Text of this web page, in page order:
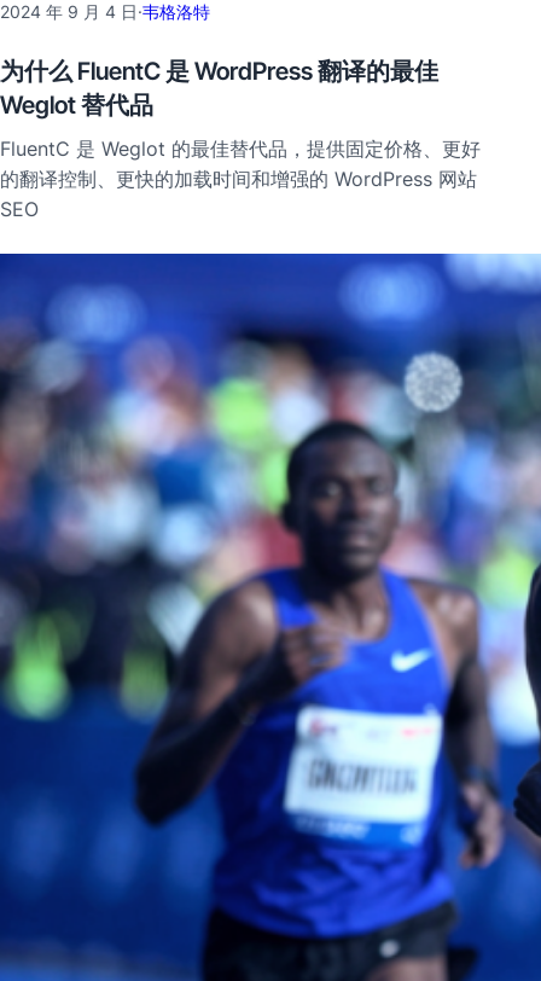
2024 年 9 月 4 日·韦格洛特
为什么 FluentC 是 WordPress 翻译的最佳
Weglot 替代品
FluentC 是 Weglot 的最佳替代品，提供固定价格、更好
的翻译控制、更快的加载时间和增强的 WordPress 网站
SEO